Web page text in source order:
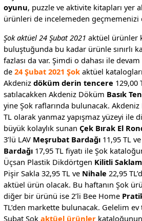
oyunu, puzzle ve aktivite kitapları yer
ürünleri de incelemeden geçmemenizi
Şok aktüel 24 Şubat 2021 aktüel ürünler
buluştuğunda bu kadar ürünle sınırlı
fazlası da var. Şimdi o dahası ile
de 24 Şubat 2021 Şokaktüel
Akdeniz döküm derin tencere 129,00
satılacakken Akdeniz Döküm Basık
yine Şok raflarında bulunacak. Akdeniz
TL olarak yanmaz yapışmaz yüzeyi ile
büyük kolaylık sunan Çek Bırak El
3’lü LAV Meşrubat Bardağı11,95 TL ve
Bardağı17,95 TL fiyatı ile Şok
Üçsan Plastik Dikdörtgen Kilitli
Pişir Sakla 32,95 TL ve Nihale 22,95
aktüel ürün olacak. Bu haftanın Şok
diğer bir ürünü ise 2’li Bee Home
TL’den markette bulunacak. Gelelim
Şubat Şok aktüel ürünler